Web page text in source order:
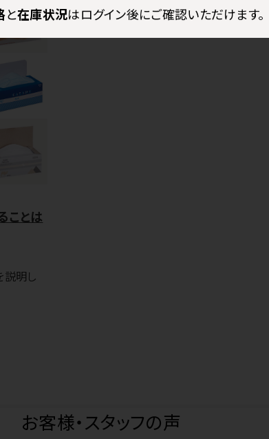
と在庫状況はログイン後にご確認いただけます。
ことは
説明し
お客様・スタッフの声